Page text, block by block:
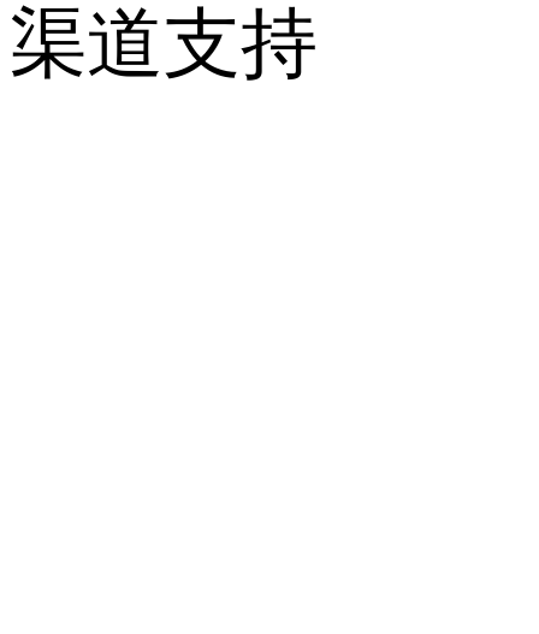
渠道支持